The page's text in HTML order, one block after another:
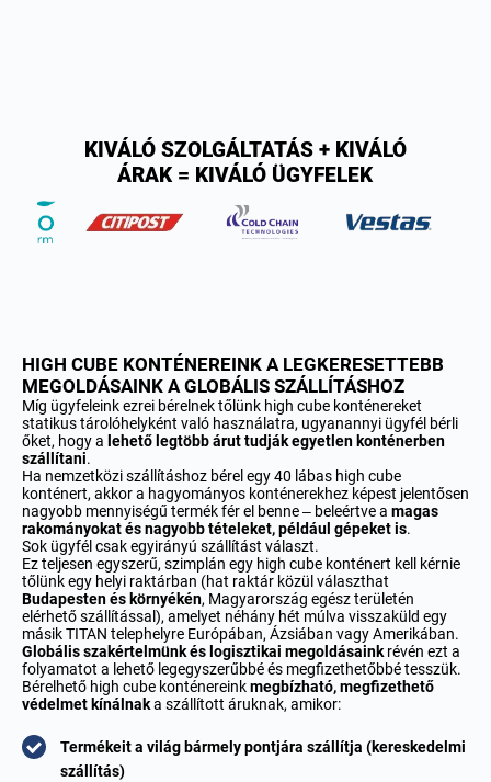
KIVÁLÓ SZOLGÁLTATÁS + KIVÁLÓ
ÁRAK = KIVÁLÓ ÜGYFELEK
HIGH CUBE KONTÉNEREINK A LEGKERESETTEBB
MEGOLDÁSAINK A GLOBÁLIS SZÁLLÍTÁSHOZ
Míg ügyfeleink ezrei bérelnek tőlünk high cube konténereket
statikus tárolóhelyként való használatra, ugyanannyi ügyfél bérli
őket, hogy a lehető legtöbb árut tudják egyetlen konténerben
szállítani.
Ha nemzetközi szállításhoz bérel egy 40 lábas high cube
konténert, akkor a hagyományos konténerekhez képest jelentősen
nagyobb mennyiségű termék fér el benne – beleértve a magas
rakományokat és nagyobb tételeket, például gépeket is.
Sok ügyfél csak egyirányú szállítást választ.
Ez teljesen egyszerű, szimplán egy high cube konténert kell kérnie
tőlünk egy helyi raktárban (hat raktár közül választhat
Budapesten és környékén, Magyarország egész területén
elérhető szállítással), amelyet néhány hét múlva visszaküld egy
másik TITAN telephelyre Európában, Ázsiában vagy Amerikában.
Globális szakértelmünk és logisztikai megoldásaink révén ezt a
folyamatot a lehető legegyszerűbbé és megfizethetőbbé tesszük.
Bérelhető high cube konténereinkmegbízható, megfizethető
védelmet kínálnaka szállított áruknak, amikor:
Termékeit a világ bármely pontjára szállítja (kereskedelmi
szállítás)